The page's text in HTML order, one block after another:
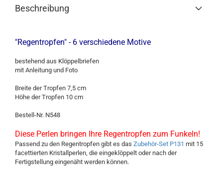
Beschreibung
"Regentropfen" - 6 verschiedene Motive
bestehend aus Klöppelbriefen
mit Anleitung und Foto
Breite der Tropfen 7,5 cm
Höhe der Tropfen 10 cm
Bestell-Nr. N548
Diese Perlen bringen Ihre Regentropfen zum Funkeln!
Passend zu den Regentropfen gibt es das Zubehör-Set P131 mit 15
facettierten Kristallperlen, die eingeklöppelt oder nach der
Fertigstellung eingenäht werden können.